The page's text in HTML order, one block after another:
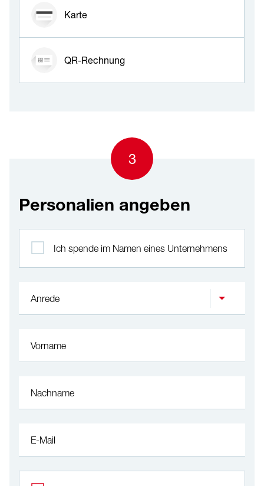
Karte
QR-Rechnung
3
Personalien angeben
Ich spende im Namen eines Unternehmens
Anrede
Vorname
Nachname
E-Mail